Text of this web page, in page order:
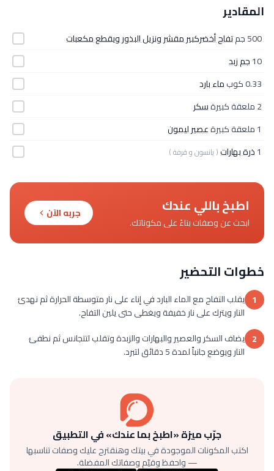
المقادير
500 جم
تفاح أخضركبير مقشر ونزيل البذور ويقطع مكعبات
10جم زبد
0.33 كوب
ماء بارد
2 ملعقة كبيرة
سكر
1 ملعقة كبيرة
عصير ليمون
1ذرة بهارات( يانسون و قرفة )
اطبخ باللي عندك
ابحث عن وصفات بناءً على مكوناتك.
جربه الآن
خطوات التحضير
1 يقلب التفاح مع الماء البارد في إناء على نار متوسطة الحرارة ثم نهدئ
النار ويترك على نار خفيفة ويغطى حتى يلين التفاح.
2 يضاف السكر والعصير والبهارات والزبدة وتقلب لتتجانس ثم نطفئ
النار ويوضع جانباً لمدة 5 دقائق لتبرد.
جرّب ميزة «اطبخ بما عندك» في التطبيق
اكتب المكونات الموجودة في بيتك وهنقترح عليك وصفات تناسبها
— واحفظ وقيّم وصفاتك المفضلة.